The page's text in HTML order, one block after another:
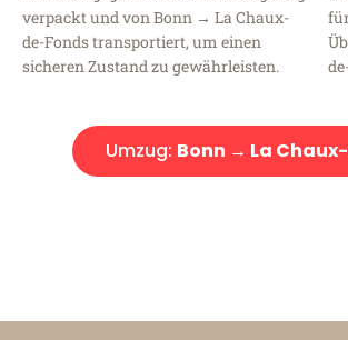
verpackt und von Bonn → La Chaux-
de-Fonds transportiert, um einen
sicheren Zustand zu gewährleisten.
Umzug: Bonn → La